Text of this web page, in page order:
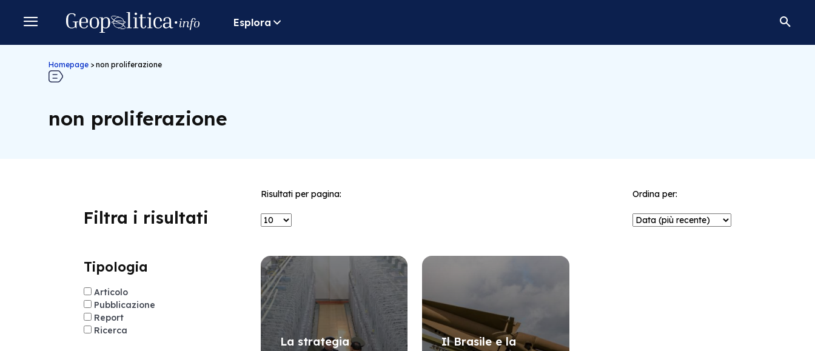
Esplora
Homepage > non proliferazione
non proliferazione
Filtra i risultati
Tipologia
Articolo
Pubblicazione
Report
Ricerca
Risultati per pagina: Ordina per:
La strategia
Il Brasile e la